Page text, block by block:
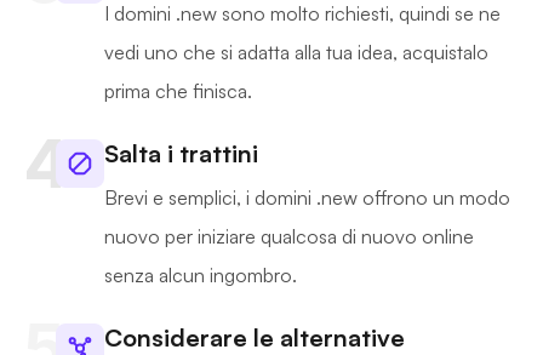
I domini .new sono molto richiesti, quindi se ne
vedi uno che si adatta alla tua idea, acquistalo
prima che finisca.
Salta i trattini
Brevi e semplici, i domini .new offrono un modo
nuovo per iniziare qualcosa di nuovo online
senza alcun ingombro.
Considerare le alternative